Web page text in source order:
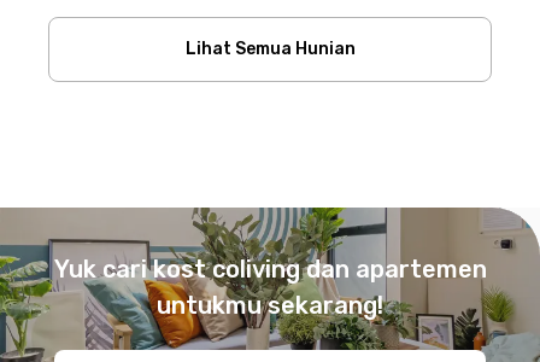
Lihat Semua Hunian
Yuk cari kost coliving dan apartemen
untukmu sekarang!